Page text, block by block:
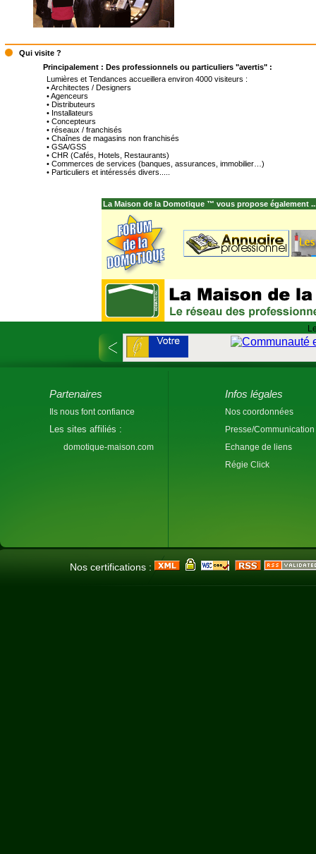
Qui visite ?
Principalement : Des professionnels ou particuliers "avertis" :
Lumières et Tendances accueillera environ 4000 visiteurs :
• Architectes / Designers
• Agenceurs
• Distributeurs
• Installateurs
• Concepteurs
• réseaux / franchisés
• Chaînes de magasins non franchisés
• GSA/GSS
• CHR (Cafés, Hotels, Restaurants)
• Commerces de services (banques, assurances, immobilier…)
• Particuliers et intéressés divers.....
La Maison de la Domotique ™ vous propose également
Partenaires
Ils nous font confiance
Les sites affiliés :
domotique-maison.com
Infos légales
Nos coordonnées
Presse/Communication
Echange de liens
Régie Click
Nos certifications :